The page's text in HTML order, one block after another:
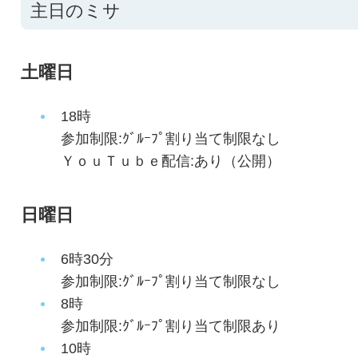
主日のミサ
土曜日
18時
参加制限:ｸﾞﾙｰﾌﾟ割り当て制限なし
ＹｏｕＴｕｂｅ配信:あり（公開）
日曜日
6時30分
参加制限:ｸﾞﾙｰﾌﾟ割り当て制限なし
8時
参加制限:ｸﾞﾙｰﾌﾟ割り当て制限あり
10時